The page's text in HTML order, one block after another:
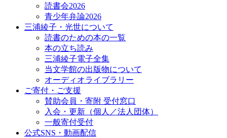
読書会2026
青少年弁論2026
三浦綾子・光世について
読書のための本の一覧
本の立ち読み
三浦綾子電子全集
当文学館の出版物について
オーディオライブラリー
ご寄付・ご支援
賛助会員・寄附 受付窓口
入会・更新（個人／法人団体）
一般寄付受付
公式SNS・動画配信